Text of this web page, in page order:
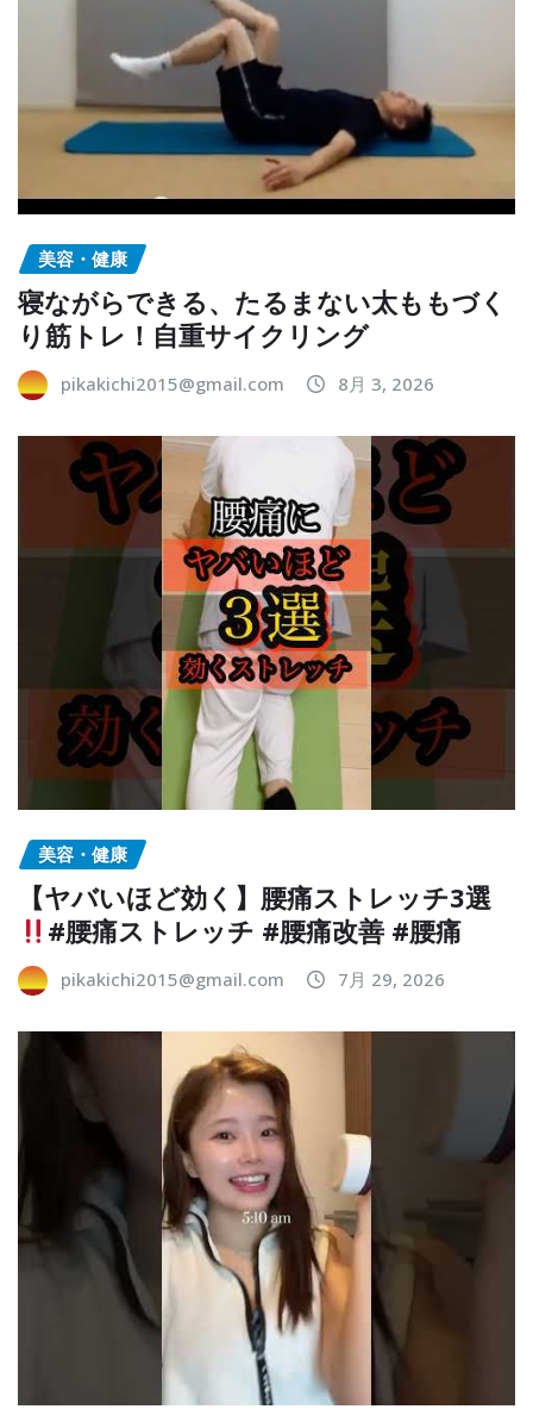
美容・健康
寝ながらできる、たるまない太ももづく
り筋トレ！自重サイクリング
pikakichi2015@gmail.com 8月 3, 2026
美容・健康
【ヤバいほど効く】腰痛ストレッチ3選
#腰痛ストレッチ #腰痛改善 #腰痛
pikakichi2015@gmail.com 7月 29, 2026